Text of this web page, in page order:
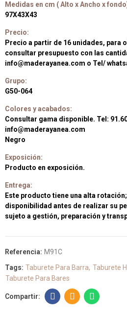
Medidas en cm ( Alto x Ancho x
97X43X43
Precio:
Precio a partir de 16 unidades, para
consultar presupuesto con las
info@maderayanea.com o Tel/
Grupo:
G50-064
Colores y acabados:
Consultar gama disponible. Tel:
info@maderayanea.com
Negro
Exposición:
Producto en exposición.
Entrega:
Este producto tiene una alta
disponibilidad antes de realizar su
sujeto a gestión, preparación y
Referencia: M91C
Tags: Taburete Para Barra Taburete
Taburete Para Bares